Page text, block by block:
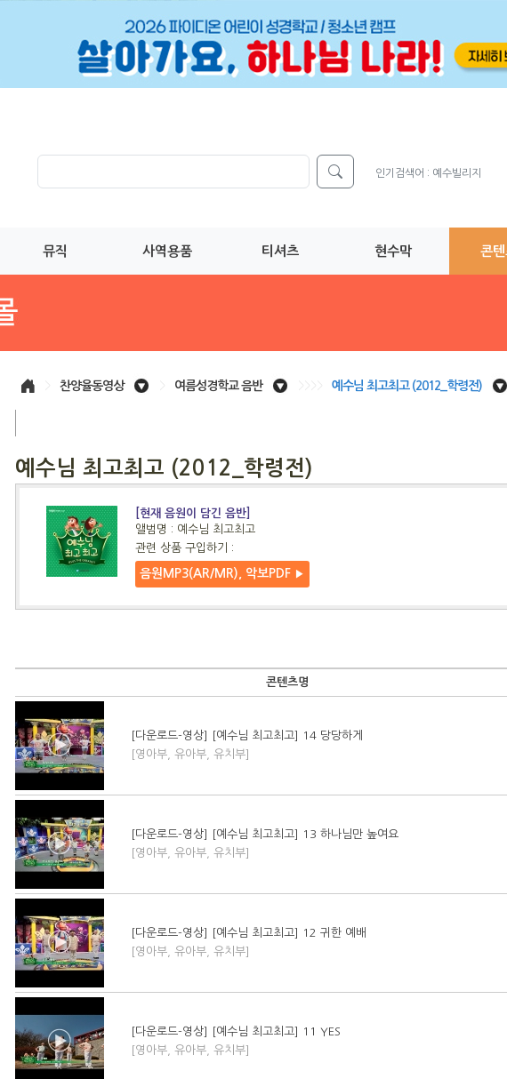
인기검색어 : 예수빌리지
뮤직 사역용품 티셔츠 현수막 콘
찬양율동영상 여름성경학교 음반 예수님 최고최고 (2012_학령전)
예수님 최고최고 (2012_학령전)
[현재 음원이 담긴 음반]
앨범명 : 예수님 최고최고
관련 상품 구입하기 :
음원MP3(AR/MR), 악보PDF ▶
콘텐츠명
[다운로드-영상] [예수님 최고최고] 14 당당하게
[영아부, 유아부, 유치부]
[다운로드-영상] [예수님 최고최고] 13 하나님만 높여요
[영아부, 유아부, 유치부]
[다운로드-영상] [예수님 최고최고] 12 귀한 예배
[영아부, 유아부, 유치부]
[다운로드-영상] [예수님 최고최고] 11 YES
[영아부, 유아부, 유치부]